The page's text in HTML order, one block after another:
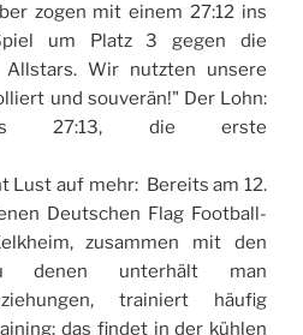
zogen mit einem 27:12 ins
um Platz 3 gegen die
Allstars. Wir nutzten unsere
und souverän!" Der Lohn:
27:13, die erste
Lust auf mehr: Bereits am 12.
Deutschen Flag Football-
zusammen mit den
denen unterhält man
trainiert häufig
das findet in der kühlen